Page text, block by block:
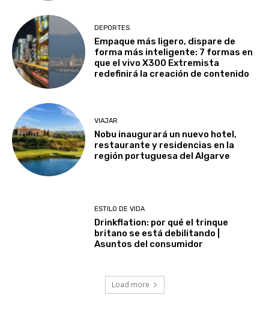
DEPORTES
Empaque más ligero, dispare de
forma más inteligente: 7 formas en
que el vivo X300 Extremista
redefinirá la creación de contenido
VIAJAR
Nobu inaugurará un nuevo hotel,
restaurante y residencias en la
región portuguesa del Algarve
ESTILO DE VIDA
Drinkflation: por qué el trinque
britano se está debilitando |
Asuntos del consumidor
Load more